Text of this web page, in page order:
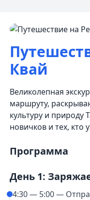
Квай
Великолепная
маршруту,
культуру и
новичков и тех, кто
Программа
День 1:
4:30 — 5:00 —